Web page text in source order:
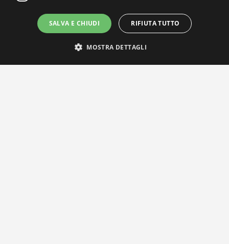
SALVA E CHIUDI RIFIUTA TUTTO
MOSTRA DETTAGLI